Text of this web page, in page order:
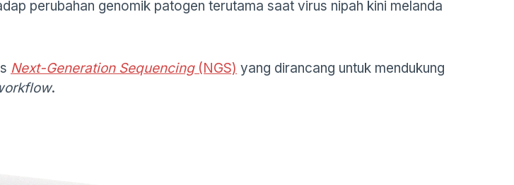
perubahan genomik patogen terutama saat virus nipah kini melanda
Next-Generation Sequencing(NGS) yang dirancang untuk mendukung
.